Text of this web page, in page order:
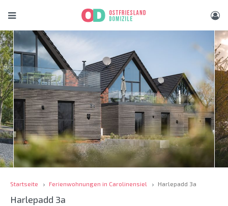
Startseite Ferienwohnungen in Carolinensiel Harlepadd 3a
Harlepadd 3a